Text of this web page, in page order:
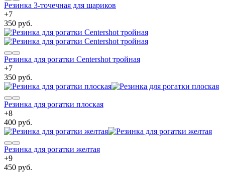
Резинка 3-точечная для шариков
+7
350 руб.
Резинка для рогатки Centershot тройная
+7
350 руб.
Резинка для рогатки плоская
+8
400 руб.
Резинка для рогатки желтая
+9
450 руб.